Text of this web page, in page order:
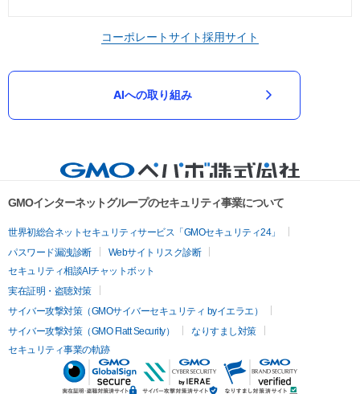
コーポレートサイト採用サイト
AIへの取り組み
GMOインターネットグループのセキュリティ事業について
世界初総合ネットセキュリティサービス「GMOセキュリティ24」
パスワード漏洩診断
Webサイトリスク診断
セキュリティ相談AIチャットボット
実在証明・盗聴対策
サイバー攻撃対策（GMOサイバーセキュリティ byイエラエ）
サイバー攻撃対策（GMO Flatt Security）
なりすまし対策
セキュリティ事業の軌跡